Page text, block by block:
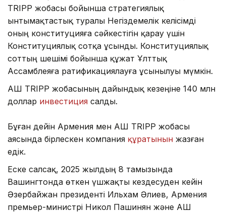
TRIPP жобасы бойынша стратегиялық
ынтымақтастық туралы Негіздемелік келісімді
оның конституцияға сәйкестігін қарау үшін
Конституциялық сотқа ұсынды. Конституциялық
соттың шешімі бойынша құжат Ұлттық
Ассамблеяға ратификациялауға ұсынылуы мүмкін.
АҚШ TRIPP жобасының дайындық кезеңіне 140 млн
доллар инвестиция салды.
Бұған дейін Армения мен АҚШ TRIPP жобасы
аясында бірлескен компания құратынын жазған
едік.
Еске салсақ, 2025 жылдың 8 тамызында
Вашингтонда өткен үшжақты кездесуден кейін
Әзербайжан президенті Ильхам Әлиев, Армения
премьер-министрі Никол Пашинян және АҚШ